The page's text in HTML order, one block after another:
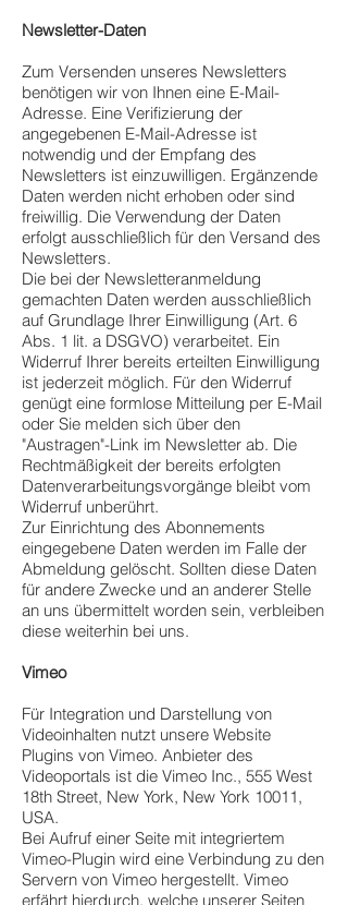
Newsletter-Daten
Zum Versenden unseres Newsletters
benötigen wir von Ihnen eine E-Mail-
Adresse. Eine Verifizierung der
angegebenen E-Mail-Adresse ist
notwendig und der Empfang des
Newsletters ist einzuwilligen. Ergänzende
Daten werden nicht erhoben oder sind
freiwillig. Die Verwendung der Daten
erfolgt ausschließlich für den Versand des
Newsletters.
Die bei der Newsletteranmeldung
gemachten Daten werden ausschließlich
auf Grundlage Ihrer Einwilligung (Art. 6
Abs. 1 lit. a DSGVO) verarbeitet. Ein
Widerruf Ihrer bereits erteilten Einwilligung
ist jederzeit möglich. Für den Widerruf
genügt eine formlose Mitteilung per E-Mail
oder Sie melden sich über den
"Austragen"-Link im Newsletter ab. Die
Rechtmäßigkeit der bereits erfolgten
Datenverarbeitungsvorgänge bleibt vom
Widerruf unberührt.
Zur Einrichtung des Abonnements
eingegebene Daten werden im Falle der
Abmeldung gelöscht. Sollten diese Daten
für andere Zwecke und an anderer Stelle
an uns übermittelt worden sein, verbleiben
diese weiterhin bei uns.
Vimeo
Für Integration und Darstellung von
Videoinhalten nutzt unsere Website
Plugins von Vimeo. Anbieter des
Videoportals ist die Vimeo Inc., 555 West
18th Street, New York, New York 10011,
USA.
Bei Aufruf einer Seite mit integriertem
Vimeo-Plugin wird eine Verbindung zu den
Servern von Vimeo hergestellt. Vimeo
erfährt hierdurch, welche unserer Seiten